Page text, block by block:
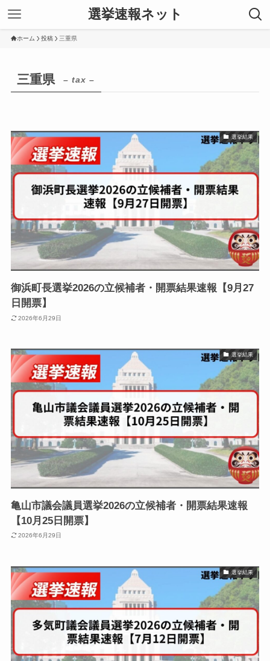
選挙速報ネット
ホーム 投稿 三重県
三重県 – tax –
選挙結果
御浜町長選挙2026の立候補者・開票結果速報【9月27
日開票】
2026年6月29日
選挙結果
亀山市議会議員選挙2026の立候補者・開票結果速報
【10月25日開票】
2026年6月29日
選挙結果